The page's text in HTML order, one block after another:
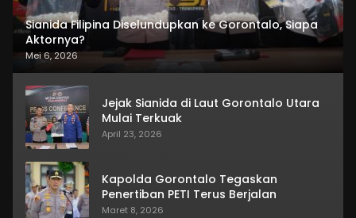
Sianida Filipina Diselundupkan ke Gorontalo, Siapa
Aktornya?
Mei 6, 2026
Jejak Sianida di Laut Gorontalo Utara
Mulai Terkuak
April 23, 2026
Kapolda Gorontalo Tegaskan
Penertiban PETI Terus Berjalan
Maret 8, 2026